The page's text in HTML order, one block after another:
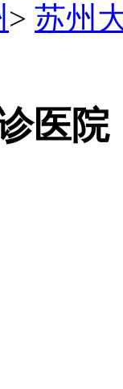
> 苏州
医院